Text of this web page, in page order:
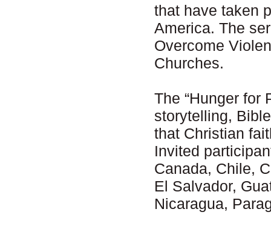
that have taken
America. The
Overcome
Churches.
The “Hunger for
storytelling,
that Christian
Invited
Canada, Chile,
El Salvador,
Nicaragua,